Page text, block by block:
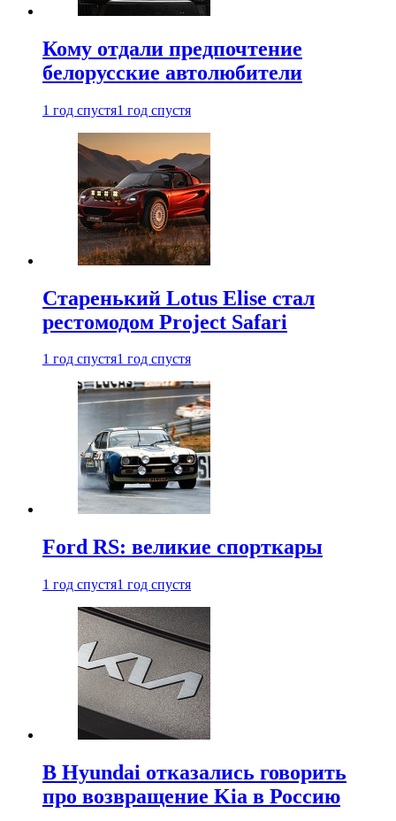
Кому отдали предпочтение
белорусские автолюбители
1 год спустя1 год спустя
Старенький Lotus Elise стал
рестомодом Project Safari
1 год спустя1 год спустя
Ford RS: великие спорткары
1 год спустя1 год спустя
В Hyundai отказались говорить
про возвращение Kia в Россию